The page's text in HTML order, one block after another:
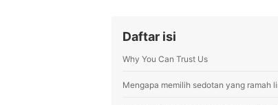
Daftar isi
Why You Can Trust Us
Mengapa memilih sedotan yang ramah